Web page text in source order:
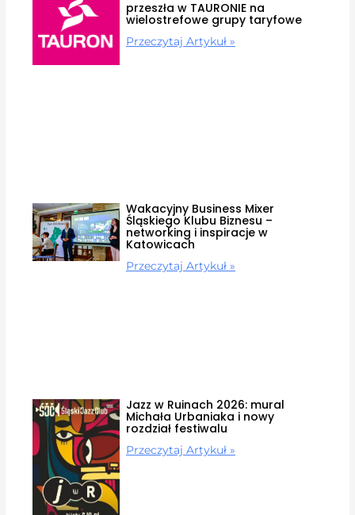
przeszła w TAURONIE na
wielostrefowe grupy taryfowe
Przeczytaj Artykuł »
Wakacyjny Business Mixer
Śląskiego Klubu Biznesu –
networking i inspiracje w
Katowicach
Przeczytaj Artykuł »
Jazz w Ruinach 2026: mural
Michała Urbaniaka i nowy
rozdział festiwalu
Przeczytaj Artykuł »